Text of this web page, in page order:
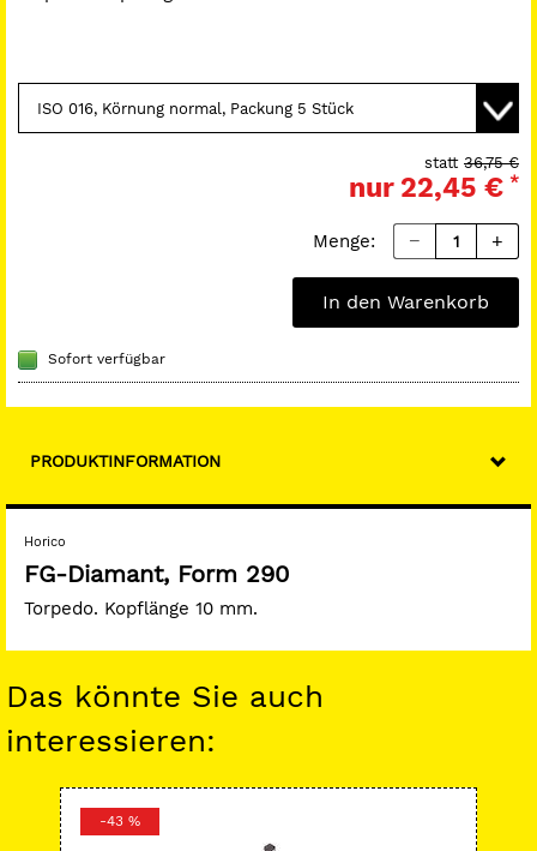
36,75 €
statt
nur 22,45 € *
Menge:
In den Warenkorb
Sofort verfügbar
PRODUKTINFORMATION
Horico
FG-Diamant, Form 290
Torpedo. Kopflänge 10 mm.
Das könnte Sie auch
interessieren:
-43 %